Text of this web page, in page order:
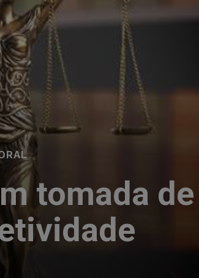
tomada de